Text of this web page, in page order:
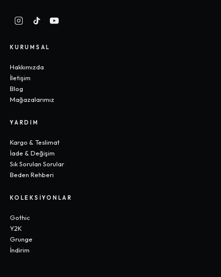
KURUMSAL
Hakkımızda
İletişim
Blog
Mağazalarımız
YARDIM
Kargo & Teslimat
İade & Değişim
Sık Sorulan Sorular
Beden Rehberi
KOLEKSIYONLAR
Gothic
Y2K
Grunge
İndirim